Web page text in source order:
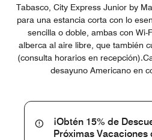
Tabasco, City Express Junior by
para una estancia corta con lo
sencilla o doble, ambas con Wi-
alberca al aire libre, que también
(consulta horarios en
desayuno Americano en
¡Obtén 15% de
Próximas Vacaciones